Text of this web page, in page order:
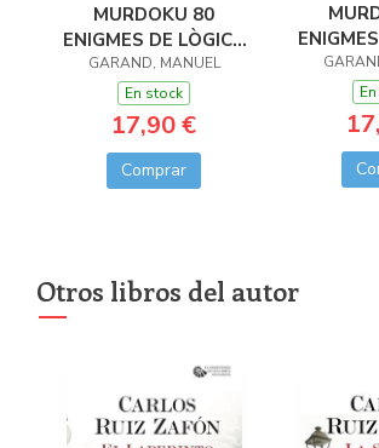
MURDOKU 80
ENIGMES DE LÒGICA
I ASSASSINATS
GARAND, MANUEL
En stock
17,90 €
Comprar
I
Otros libros del autor